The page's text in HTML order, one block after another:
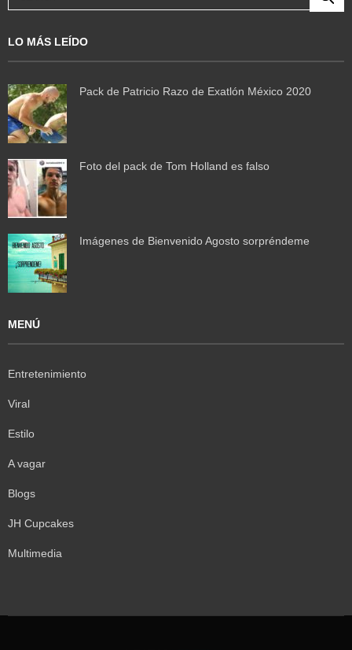
LO MÁS LEÍDO
Pack de Patricio Razo de Exatlón México 2020
Foto del pack de Tom Holland es falso
Imágenes de Bienvenido Agosto sorpréndeme
MENÚ
Entretenimiento
Viral
Estilo
A vagar
Blogs
JH Cupcakes
Multimedia